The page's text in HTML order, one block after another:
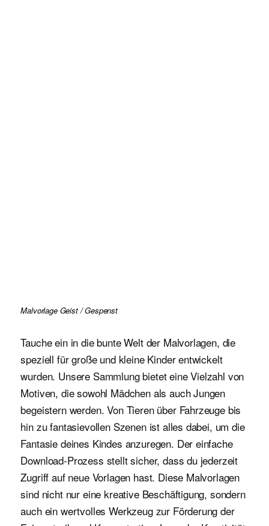
Malvorlage Geist / Gespenst
Tauche ein in die bunte Welt der Malvorlagen, die
speziell für große und kleine Kinder entwickelt
wurden. Unsere Sammlung bietet eine Vielzahl von
Motiven, die sowohl Mädchen als auch Jungen
begeistern werden. Von Tieren über Fahrzeuge bis
hin zu fantasievollen Szenen ist alles dabei, um die
Fantasie deines Kindes anzuregen. Der einfache
Download-Prozess stellt sicher, dass du jederzeit
Zugriff auf neue Vorlagen hast. Diese Malvorlagen
sind nicht nur eine kreative Beschäftigung, sondern
auch ein wertvolles Werkzeug zur Förderung der